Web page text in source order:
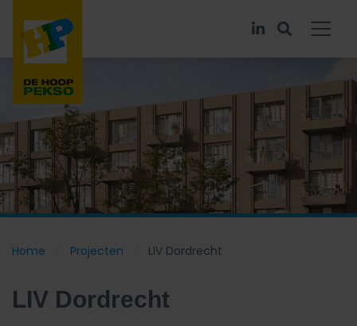
Home Projecten LIV Dordrecht
LIV Dordrecht